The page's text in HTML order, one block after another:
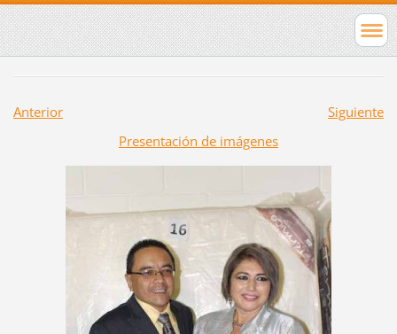
Anterior
Siguiente
Presentación de imágenes